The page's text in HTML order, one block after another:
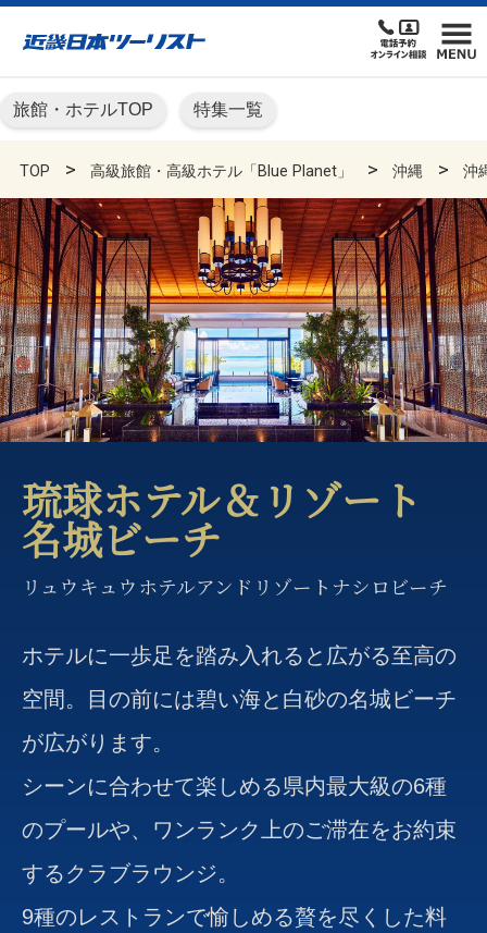
旅館・ホテルTOP 特集一覧
TOP 高級旅館・高級ホテル「Blue Planet」 沖縄 沖
琉球ホテル＆リゾート
名城ビーチ
リュウキュウホテルアンドリゾートナシロビーチ
ホテルに一歩足を踏み入れると広がる至高の
空間。目の前には碧い海と白砂の名城ビーチ
が広がります。
シーンに合わせて楽しめる県内最大級の6種
のプールや、ワンランク上のご滞在をお約束
するクラブラウンジ。
9種のレストランで愉しめる贅を尽くした料